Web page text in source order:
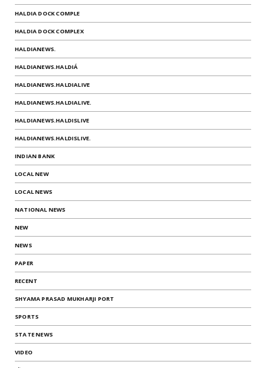
HALDIA DOCK COMPLE
HALDIA DOCK COMPLEX
HALDIANEWS.
HALDIANEWS.HALDIÁ
HALDIANEWS.HALDIALIVE
HALDIANEWS.HALDIALIVE.
HALDIANEWS.HALDISLIVE
HALDIANEWS.HALDISLIVE.
INDIAN BANK
LOCAL NEW
LOCAL NEWS
NATIONAL NEWS
NEW
NEWS
PAPER
RECENT
SHYAMA PRASAD MUKHARJI PORT
SPORTS
STATE NEWS
VIDEO